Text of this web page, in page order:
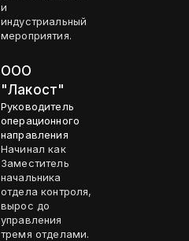
и
индустриальный
мероприятия.
OOO
"Лакост"
Руководитель
операционного
направления
Начинал как
Заместитель
начальника
отдела контроля,
вырос до
управления
тремя отделами.